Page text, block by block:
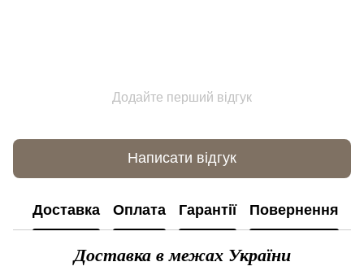
Додайте перший відгук
Написати відгук
Доставка Оплата Гарантії Повернення
Доставка в межах України